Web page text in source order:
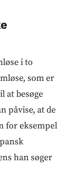
i to
som er
at besøge
påvise, at de
for eksempel
han søger